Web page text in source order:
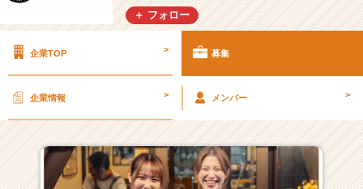
シ
ョ
式
へ
じ
／
＋ フォロー
企業TOP > 募集
企業情報 > メンバー >